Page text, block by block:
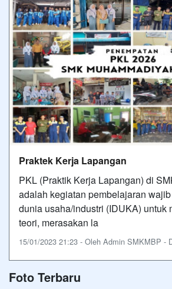
Praktek Kerja Lapangan
PKL (Praktik Kerja Lapangan) di
adalah kegiatan pembelajaran
dunia usaha/industri (IDUKA) untuk
teori, merasakan la
15/01/2023 21:23 - Oleh Admin SMKMBP -
Foto Terbaru